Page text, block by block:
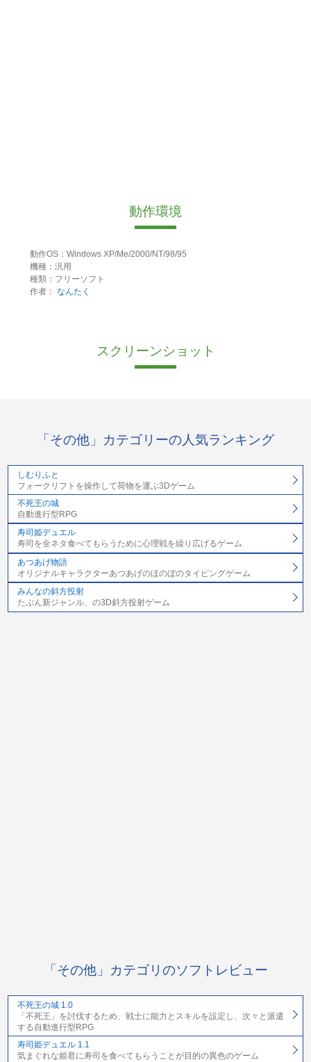
動作環境
動作OS：Windows XP/Me/2000/NT/98/95
機種：汎用
種類：フリーソフト
作者： なんたく
スクリーンショット
「その他」カテゴリーの人気ランキング
しむりふと
フォークリフトを操作して荷物を運ぶ3Dゲーム
不死王の城
自動進行型RPG
寿司姫デュエル
寿司を全ネタ食べてもらうために心理戦を繰り広げるゲーム
あつあげ物語
オリジナルキャラクターあつあげのほのぼのタイピングゲーム
みんなの斜方投射
たぶん新ジャンル、の3D斜方投射ゲーム
「その他」カテゴリのソフトレビュー
不死王の城 1.0
「不死王」を討伐するため、戦士に能力とスキルを設定し、次々と派遣
する自動進行型RPG
寿司姫デュエル 1.1
気まぐれな姫君に寿司を食べてもらうことが目的の異色のゲーム